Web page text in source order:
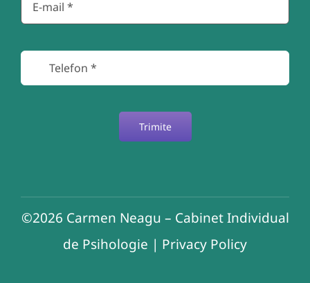
Trimite
©2026 Carmen Neagu – Cabinet Individual
de Psihologie | Privacy Policy